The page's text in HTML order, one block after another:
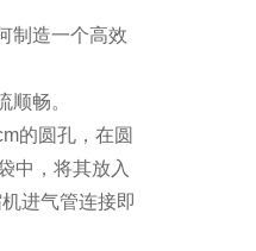
制造一个高效
畅。
的圆孔，在圆
中，将其放入
进气管连接即